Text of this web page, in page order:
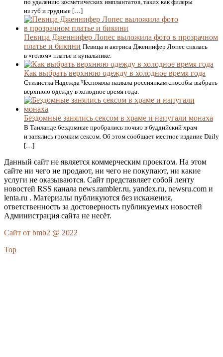
по удалению косметических имплантатов, таких как филеры
из губ и грудные […]
Певица Дженнифер Лопес выложила фото в прозрачном
платье и бикини Певица и актриса Дженнифер Лопес снялась
в «голом» платье и купальнике.
Как выбрать верхнюю одежду в холодное время года
Стилистка Надежда Чеснокова назвала россиянкам способы выбрать
верхнюю одежду в холодное время года.
Бездомные занялись сексом в храме и напугали монаха
В Таиланде бездомные пробрались ночью в буддийский храм
и занялись громким сексом. Об этом сообщает местное издание Daily
[…]
Данный сайт не является коммерческим проектом. На этом
сайте ни чего не продают, ни чего не покупают, ни какие
услуги не оказываются. Сайт представляет собой ленту
новостей RSS канала news.rambler.ru, yandex.ru, newsru.com и
lenta.ru . Материалы публикуются без искажения,
ответственность за достоверность публикуемых новостей
Администрация сайта не несёт.
Сайт от bmb2 @ 2022
Top